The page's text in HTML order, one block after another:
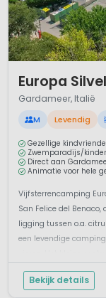
Europa
Gardameer, Italië
M Levendig
Gezellige
Zwemparadijs/
Direct aan
Animatie voor hele
Vijfsterrencamping
San Felice del
ligging tussen o.a.
een levendige
Bekijk details